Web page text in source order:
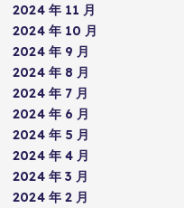
2024 年 11 月
2024 年 10 月
2024 年 9 月
2024 年 8 月
2024 年 7 月
2024 年 6 月
2024 年 5 月
2024 年 4 月
2024 年 3 月
2024 年 2 月